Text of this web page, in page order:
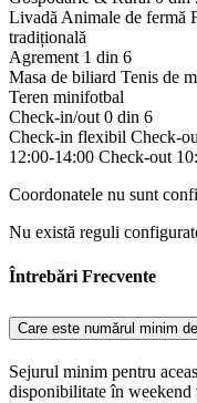
Livadă Animale de fermă
tradițională
Agrement 1 din 6
Masa de biliard Tenis de
Teren minifotbal
Check-in/out 0 din 6
Check-in flexibil Check-
12:00-14:00 Check-out
Coordonatele nu sunt
Nu există reguli
Întrebări Frecvente
Care este numărul minim
Sejurul minim pentru
disponibilitate în weekend